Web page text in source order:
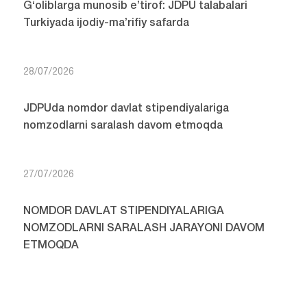
G‘oliblarga munosib e’tirof: JDPU talabalari
Turkiyada ijodiy-ma’rifiy safarda
28/07/2026
JDPUda nomdor davlat stipendiyalariga
nomzodlarni saralash davom etmoqda
27/07/2026
NOMDOR DAVLAT STIPENDIYALARIGA
NOMZODLARNI SARALASH JARAYONI DAVOM
ETMOQDA